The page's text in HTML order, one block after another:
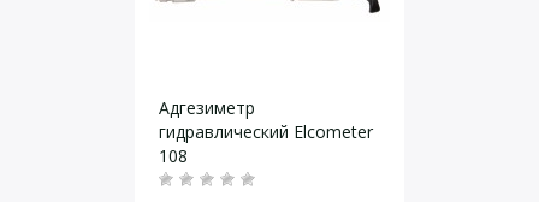
Адгезиметр
гидравлический Elcometer
108